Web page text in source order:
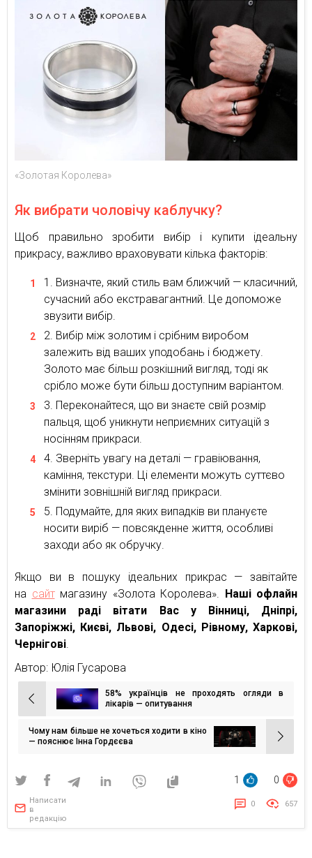
«Золотая Королева»
Як вибрати чоловічу каблучку?
Щоб правильно зробити вибір і купити ідеальну
прикрасу, важливо враховувати кілька факторів:
Визначте, який стиль вам ближчий — класичний,
сучасний або екстравагантний. Це допоможе
звузити вибір.
Вибір між золотим і срібним виробом
залежить від ваших уподобань і бюджету.
Золото має більш розкішний вигляд, тоді як
срібло може бути більш доступним варіантом.
Переконайтеся, що ви знаєте свій розмір
пальця, щоб уникнути неприємних ситуацій з
носінням прикраси.
Зверніть увагу на деталі — гравіювання,
каміння, текстури. Ці елементи можуть суттєво
змінити зовнішній вигляд прикраси.
Подумайте, для яких випадків ви плануєте
носити виріб — повсякденне життя, особливі
заходи або як обручку.
Якщо ви в пошуку ідеальних прикрас — завітайте
на сайтмагазину «Золота Королева». Наші офлайн
магазини раді вітати Вас у Вінниці, Дніпрі,
Запоріжжі, Києві, Львові, Одесі, Рівному, Харкові,
Чернігові.
Автор: Юлія Гусарова
Навігація
записів
58% українців не проходять огляди в
лікарів — опитування
Чому нам більше не хочеться ходити в кіно
— пояснює Інна Гордєєва
1 0
Написати
в
редакцію
0 657